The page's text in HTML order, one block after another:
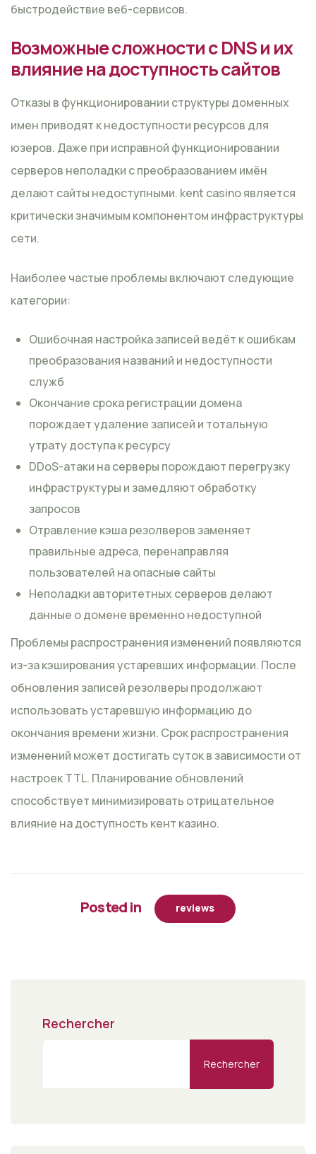
быстродействие веб-сервисов.
Возможные сложности с DNS и их
влияние на доступность сайтов
Отказы в функционировании структуры доменных
имен приводят к недоступности ресурсов для
юзеров. Даже при исправной функционировании
серверов неполадки с преобразованием имён
делают сайты недоступными. kent casino является
критически значимым компонентом инфраструктуры
сети.
Наиболее частые проблемы включают следующие
категории:
Ошибочная настройка записей ведёт к ошибкам
преобразования названий и недоступности
служб
Окончание срока регистрации домена
порождает удаление записей и тотальную
утрату доступа к ресурсу
DDoS-атаки на серверы порождают перегрузку
инфраструктуры и замедляют обработку
запросов
Отравление кэша резолверов заменяет
правильные адреса, перенаправляя
пользователей на опасные сайты
Неполадки авторитетных серверов делают
данные о домене временно недоступной
Проблемы распространения изменений появляются
из-за кэширования устаревших информации. После
обновления записей резолверы продолжают
использовать устаревшую информацию до
окончания времени жизни. Срок распространения
изменений может достигать суток в зависимости от
настроек TTL. Планирование обновлений
способствует минимизировать отрицательное
влияние на доступность кент казино.
Posted in reviews
Rechercher
Rechercher